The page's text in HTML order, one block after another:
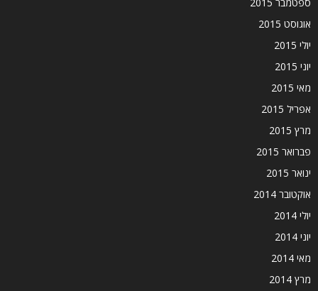
ספטמבר 2015
אוגוסט 2015
יולי 2015
יוני 2015
מאי 2015
אפריל 2015
מרץ 2015
פברואר 2015
ינואר 2015
אוקטובר 2014
יולי 2014
יוני 2014
מאי 2014
מרץ 2014